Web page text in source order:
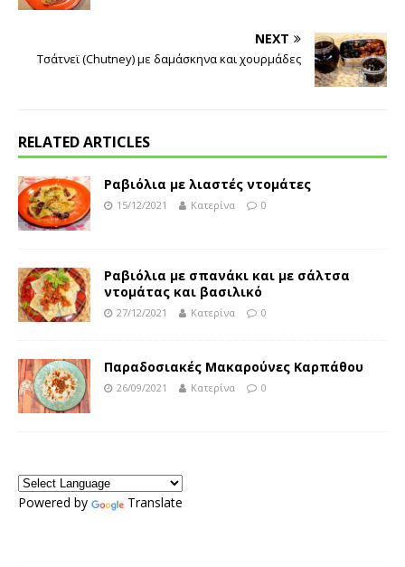
NEXT
Τσάτνεϊ (Chutney) με δαμάσκηνα και χουρμάδες
RELATED ARTICLES
Ραβιόλια με λιαστές ντομάτες
15/12/2021 Κατερίνα 0
Ραβιόλια με σπανάκι και με σάλτσα
ντομάτας και βασιλικό
27/12/2021 Κατερίνα 0
Παραδοσιακές Μακαρούνες Καρπάθου
26/09/2021 Κατερίνα 0
Powered by Translate